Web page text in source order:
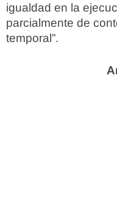
igualdad en la
parcialmente de
temporal”.